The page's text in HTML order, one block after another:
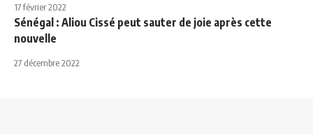
17 février 2022
Sénégal : Aliou Cissé peut sauter de joie après cette
nouvelle
27 décembre 2022